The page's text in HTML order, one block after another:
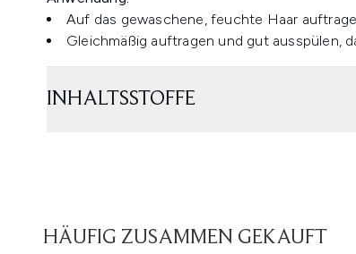
Auf das gewaschene, feuchte Haar
Gleichmäßig auftragen und gut ausspülen,
INHALTSSTOFFE
HÄUFIG ZUSAMMEN GEKAUFT